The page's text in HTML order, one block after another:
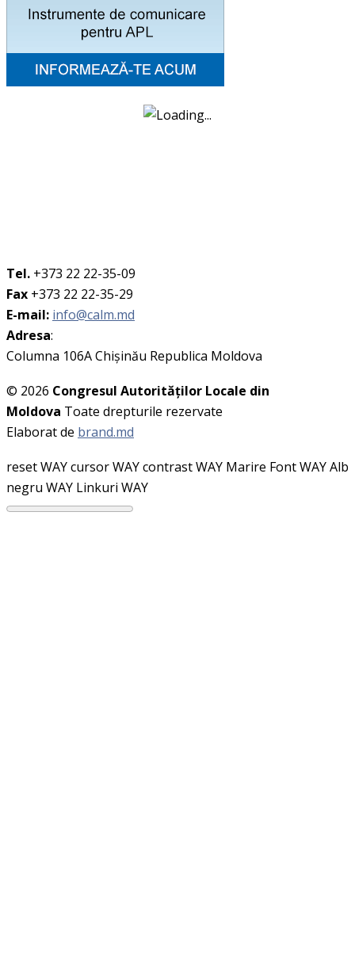
Tel. +373 22 22-35-09
Fax +373 22 22-35-29
E-mail: info@calm.md
Adresa:
Columna 106A Chişinău Republica Moldova
© 2026 Congresul Autorităţilor Locale din
Moldova Toate drepturile rezervate
Elaborat de brand.md
reset WAYcursor WAYcontrast WAY Marire Font WAYAlb
negru WAY Linkuri WAY